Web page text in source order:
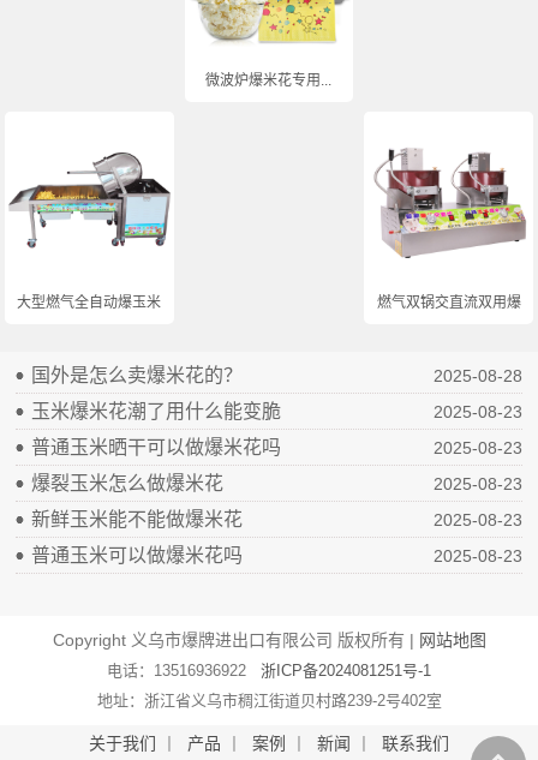
微波炉爆米花专用...
大型燃气全自动爆玉米... 燃气双锅交直流双用爆...
国外是怎么卖爆米花的？ 2025-08-28
玉米爆米花潮了用什么能变脆 2025-08-23
普通玉米晒干可以做爆米花吗 2025-08-23
爆裂玉米怎么做爆米花 2025-08-23
新鲜玉米能不能做爆米花 2025-08-23
普通玉米可以做爆米花吗 2025-08-23
Copyright 义乌市爆牌进出口有限公司 版权所有 | 网站地图
电话：13516936922 浙ICP备2024081251号-1
地址：浙江省义乌市稠江街道贝村路239-2号402室
关于我们 丨 产品 丨 案例 丨 新闻 丨 联系我们